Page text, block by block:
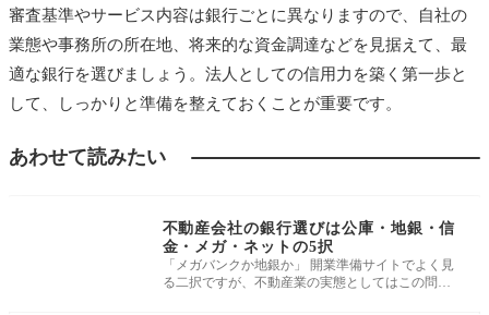
審査基準やサービス内容は銀行ごとに異なりますので、自社の
業態や事務所の所在地、将来的な資金調達などを見据えて、最
適な銀行を選びましょう。法人としての信用力を築く第一歩と
して、しっかりと準備を整えておくことが重要です。
あわせて読みたい
不動産会社の銀行選びは公庫・地銀・信
金・メガ・ネットの5択
「メガバンクか地銀か」 開業準備サイトでよく見
る二択ですが、不動産業の実態としてはこの問い